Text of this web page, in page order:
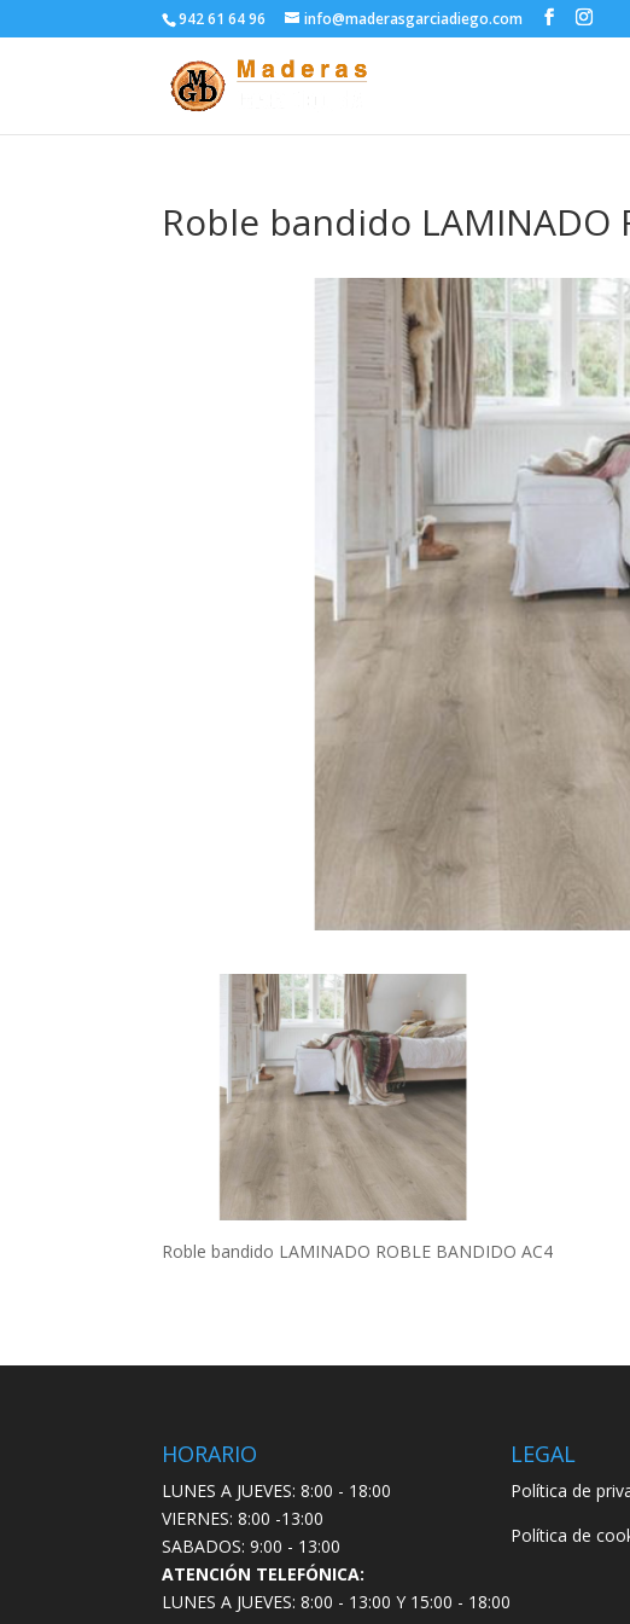
942 61 64 96 info@maderasgarciadiego.com
Roble bandido LAMINADO
Roble bandido LAMINADO ROBLE BANDIDO AC4
HORARIO
LUNES A JUEVES: 8:00 - 18:00
VIERNES: 8:00 -13:00
SABADOS: 9:00 - 13:00
ATENCIÓN TELEFÓNICA:
LUNES A JUEVES: 8:00 - 13:00 Y 15:00 - 18:00
LEGAL
Política de
Política de